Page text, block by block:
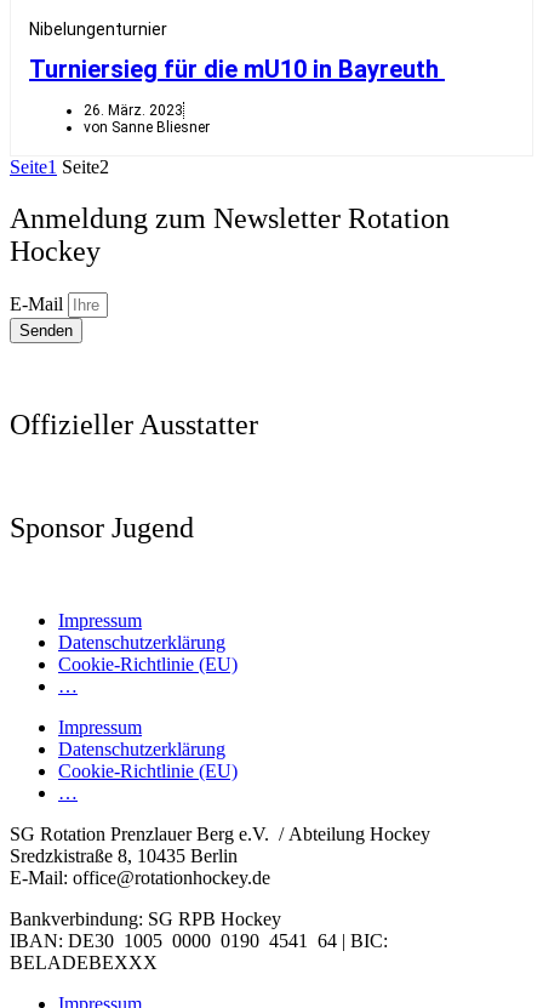
Nibelungenturnier
Turniersieg für die mU10 in Bayreuth
26. März. 2023
von Sanne Bliesner
Seite1 Seite2
Anmeldung zum Newsletter Rotation
Hockey
E-Mail
Senden
Offizieller Ausstatter
Sponsor Jugend
Impressum
Datenschutzerklärung
Cookie-Richtlinie (EU)
…
Impressum
Datenschutzerklärung
Cookie-Richtlinie (EU)
…
SG Rotation Prenzlauer Berg e.V. / Abteilung Hockey
Sredzkistraße 8, 10435 Berlin
E-Mail: office@rotationhockey.de
Bankverbindung: SG RPB Hockey
IBAN: DE30 1005 0000 0190 4541 64 | BIC:
BELADEBEXXX
Impressum